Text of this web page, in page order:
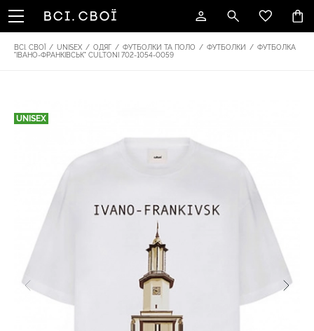
ВСІ. СВОЇ / UNISEX / ОДЯГ / ФУТБОЛКИ ТА ПОЛО / ФУТБОЛКИ / ФУТБОЛКА
"ІВАНО-ФРАНКІВСЬК" CULTONI 702-1054-0059
UNISEX